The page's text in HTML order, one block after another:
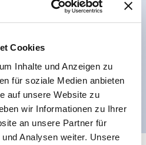
Cookies
Inhalte und Anzeigen zu
für soziale Medien anbieten
auf unsere Website zu
wir Informationen zu Ihrer
an unsere Partner für
Analysen weiter. Unsere
Farbe